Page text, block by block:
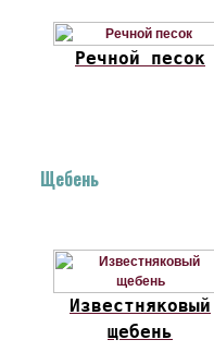
Речной песок
Щебень
Известняковый
щебень